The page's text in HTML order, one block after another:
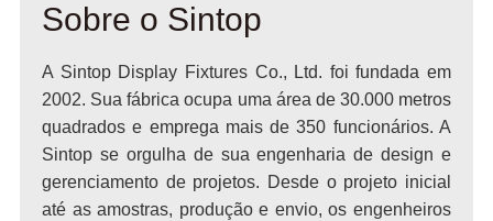
Sobre o Sintop
A Sintop Display Fixtures Co., Ltd. foi fundada em
2002. Sua fábrica ocupa uma área de 30.000 metros
quadrados e emprega mais de 350 funcionários. A
Sintop se orgulha de sua engenharia de design e
gerenciamento de projetos. Desde o projeto inicial
até as amostras, produção e envio, os engenheiros